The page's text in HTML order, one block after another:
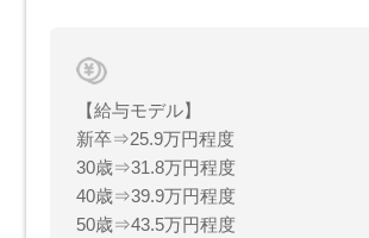
【給与モデル】
新卒⇒25.9万円程度
30歳⇒31.8万円程度
40歳⇒39.9万円程度
50歳⇒43.5万円程度